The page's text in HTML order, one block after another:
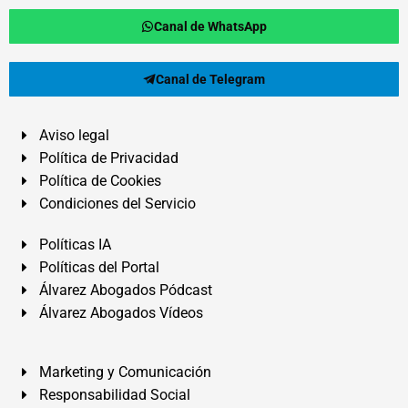
Canal de WhatsApp
Canal de Telegram
Aviso legal
Política de Privacidad
Política de Cookies
Condiciones del Servicio
Políticas IA
Políticas del Portal
Álvarez Abogados Pódcast
Álvarez Abogados Vídeos
Marketing y Comunicación
Responsabilidad Social